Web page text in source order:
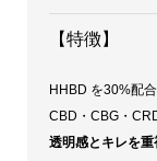
【特徴】
HHBD を30%配合
CBD・CBG・
透明感とキレを